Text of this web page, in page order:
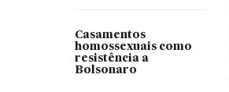
Casamentos
homossexuais como
resistência a
Bolsonaro